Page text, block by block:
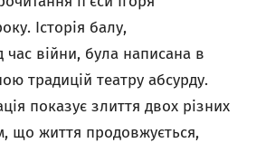
Історія балу,
час війни, була написана в
традицій театру абсурду.
показує злиття двох різних
що життя продовжується,